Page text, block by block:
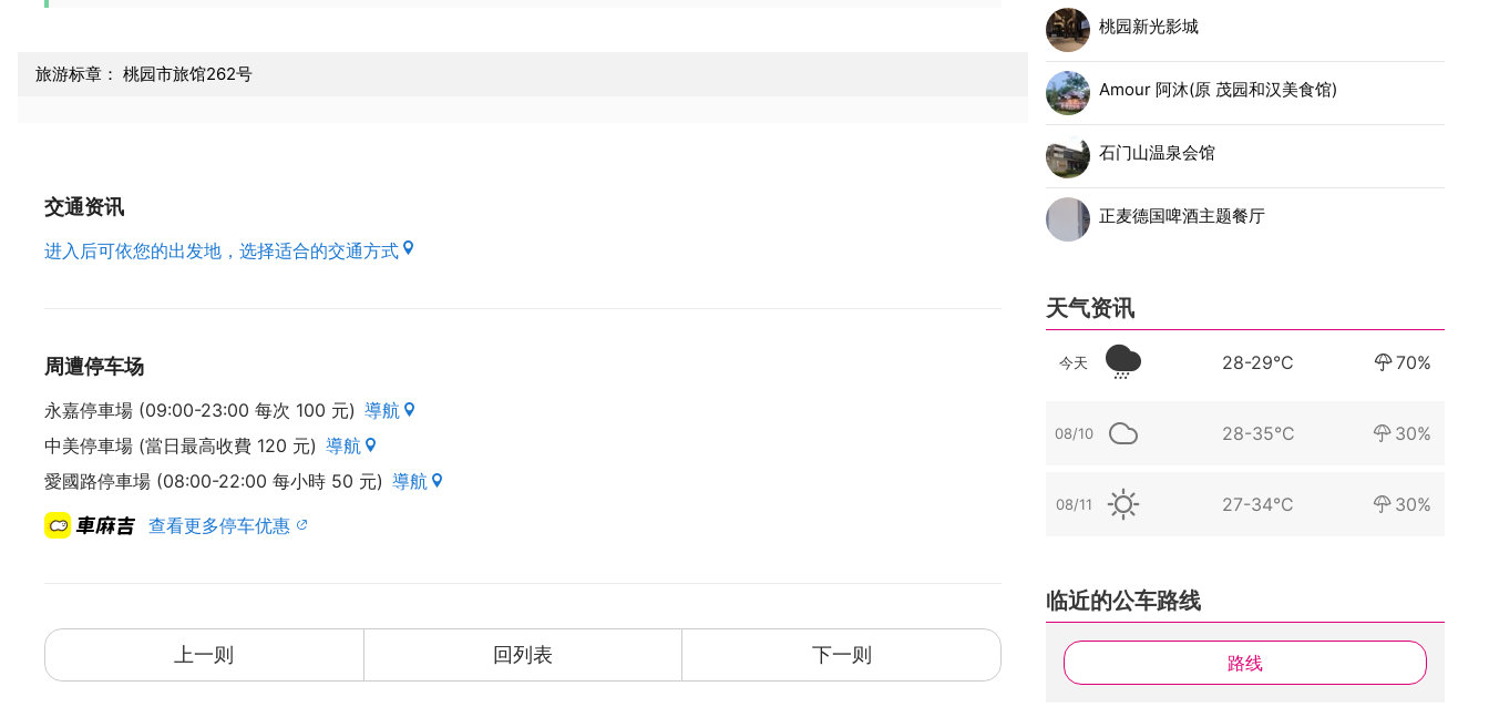
旅游标章： 桃园市旅馆262号
交通资讯
进入后可依您的出发地，选择适合的交通方式
周遭停车场
永嘉停車場 (09:00-23:00 每次 100 元) 導航
中美停車場 (當日最高收費 120 元) 導航
愛國路停車場 (08:00-22:00 每小時 50 元) 導航
查看更多停车优惠
上一则 回列表 下一则
桃园新光影城
Amour 阿沐(原 茂园和汉美食馆)
石门山温泉会馆
正麦德国啤酒主题餐厅
天气资讯
今天 28-29°C 70%
08/10 28-35°C 30%
08/11 27-34°C 30%
临近的公车路线
路线